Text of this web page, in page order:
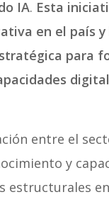
IA. Esta
en el país
para
entre el
y
estructurales